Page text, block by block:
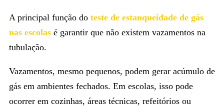
A principal função do teste de estanqueidade de gás
nas escolas é garantir que não existem vazamentos na
tubulação.
Vazamentos, mesmo pequenos, podem gerar acúmulo de
gás em ambientes fechados. Em escolas, isso pode
ocorrer em cozinhas, áreas técnicas, refeitórios ou